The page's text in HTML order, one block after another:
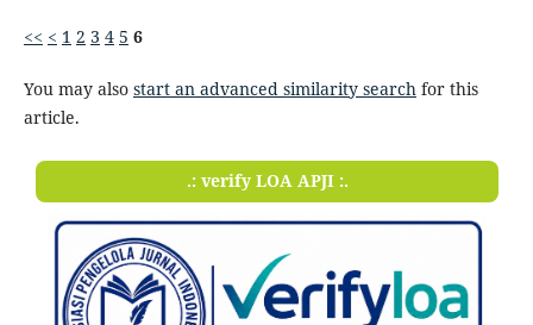
<< < 1 2 3 4 5 6
You may also start an advanced similarity searchfor this
article.
.: verify LOA APJI :.